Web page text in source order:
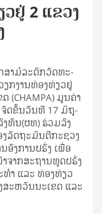
ຢູ່ 2 ແຂວງ
ສາ​ມໍ­ລະ­ດົກ​ວັດ­ທະ­
ຽກ​ງານ​ທ່ອງ​ທ່ຽວ​ຢູ່​
(CHAMPA) ມູນ​ຄ່າ
ຈັດ​ຂຶ້ນ​ວັນ​ທີ 17 ມິ­ຖຸ­
ງ­ທຶນ(ຜທ) ຮ່ວມ​ລົງ​
ລັດ­ຖະ­ມົນ­ຕີ​ກະ­ຊວງ
ອົງ­ການ​ຝຣັ່ງ ເພື່ອ​
ຈາກ​ສະ­ຖານ­ທູດ​ຝຣັ່ງ
ທຳ ແລະ ທ່ອງ​ທ່ຽວ
ສະ­ຫວັນ​ນະ​ເຂດ ແລະ